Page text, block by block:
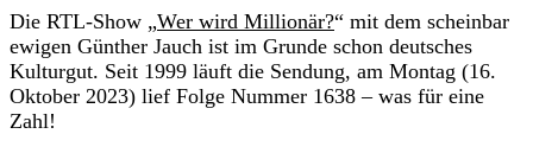
Die RTL-Show „Wer wird Millionär?“ mit dem scheinbar
ewigen Günther Jauch ist im Grunde schon deutsches
Kulturgut. Seit 1999 läuft die Sendung, am Montag (16.
Oktober 2023) lief Folge Nummer 1638 – was für eine
Zahl!